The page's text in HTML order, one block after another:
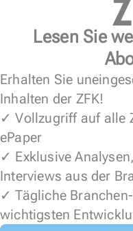
Lesen Sie
Erhalten Sie
Inhalten der ZFK!
✓ Vollzugriff auf alle
ePaper
✓ Exklusive
Interviews aus der
✓ Tägliche
wichtigsten